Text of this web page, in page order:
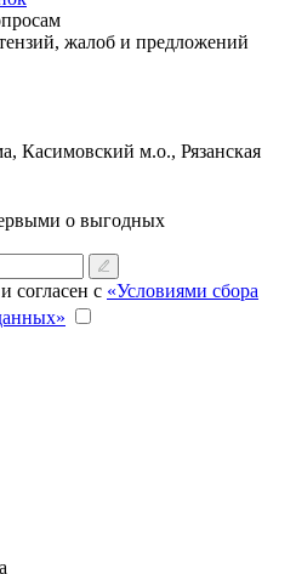
жалоб и предложений
Касимовский м.о., Рязанская
о выгодных
согласен с «Условиями сбора